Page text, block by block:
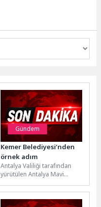
Gündem
Kemer Belediyesi’nden
örnek adım
Antalya Valiliği tarafından
yürütülen Antalya Mavi
kapsamında, Kemer
Belediyesi İklim Değişikliği